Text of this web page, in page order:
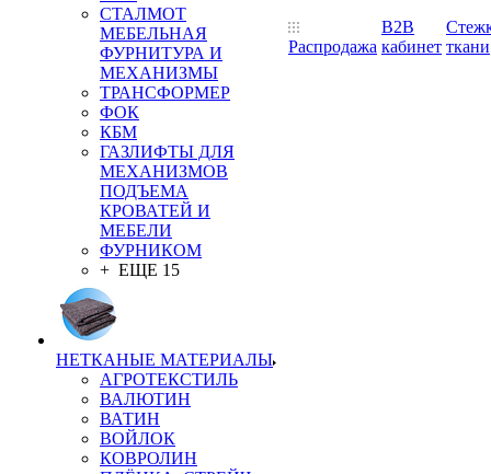
СТАЛМОТ
МЕБЕЛЬНАЯ
ФУРНИТУРА И
МЕХАНИЗМЫ
ТРАНСФОРМЕР
ФОК
КБМ
ГАЗЛИФТЫ ДЛЯ
МЕХАНИЗМОВ
ПОДЪЕМА
КРОВАТЕЙ И
МЕБЕЛИ
ФУРНИКОМ
+ ЕЩЕ 15
НЕТКАНЫЕ МАТЕРИАЛЫ
АГРОТЕКСТИЛЬ
ВАЛЮТИН
ВАТИН
ВОЙЛОК
КОВРОЛИН
Распродажа
B2B
кабинет ткани